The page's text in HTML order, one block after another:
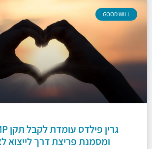
GOOD WILL
ומסמנת פריצת דרך לייצוא